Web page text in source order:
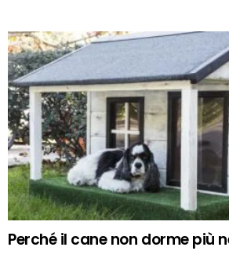
Perché il cane non dorme più